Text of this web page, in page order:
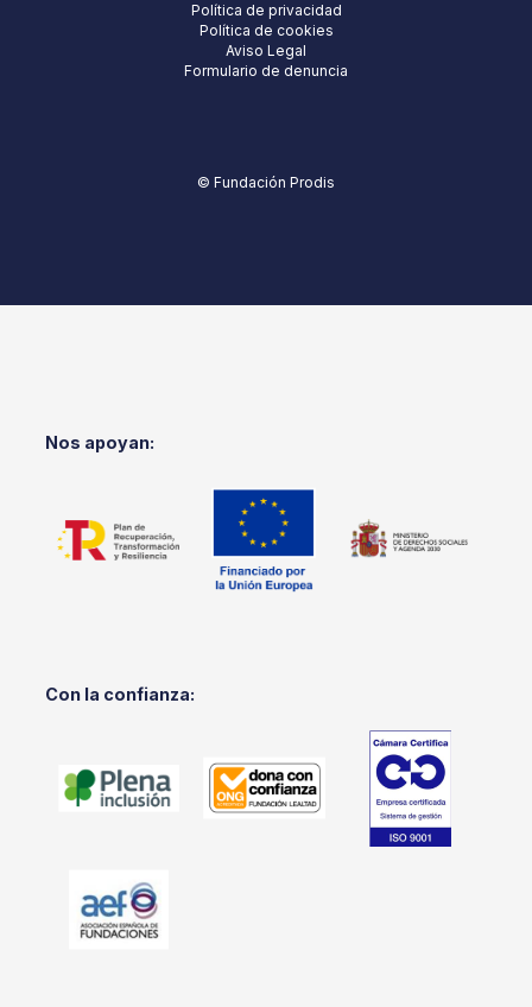
Política de privacidad
Política de cookies
Aviso Legal
Formulario de denuncia
© Fundación Prodis
Nos apoyan:
Con la confianza: